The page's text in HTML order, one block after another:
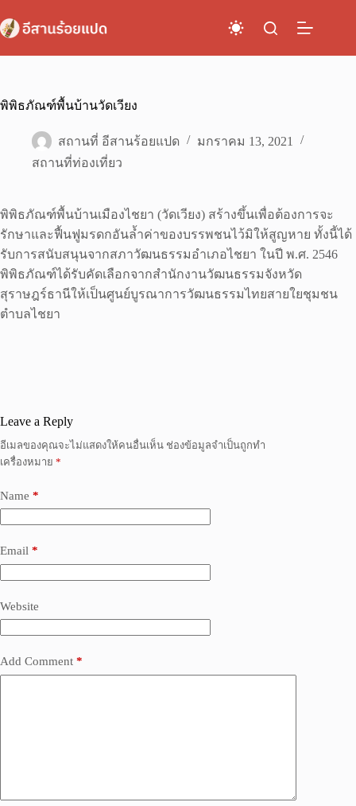
to
content
พิพิธภัณฑ์พื้นบ้านวัดเวียง
สถานที่ อีสานร้อยแปด
มกราคม 13, 2021
สถานที่ท่องเที่ยว
พิพิธภัณฑ์พื้นบ้านเมืองไชยา (วัดเวียง) สร้างขึ้นเพื่อต้องการจะ
รักษาและฟื้นฟูมรดกอันล้ำค่าของบรรพชนไว้มิให้สูญหาย ทั้งนี้ได้
รับการสนับสนุนจากสภาวัฒนธรรมอำเภอไชยา ในปี พ.ศ. 2546
พิพิธภัณฑ์ได้รับคัดเลือกจากสำนักงานวัฒนธรรมจังหวัด
สุราษฎร์ธานีให้เป็นศูนย์บูรณาการวัฒนธรรมไทยสายใยชุมชน
ตำบลไชยา
Leave a Reply
อีเมลของคุณจะไม่แสดงให้คนอื่นเห็น ช่องข้อมูลจำเป็นถูกทำ
เครื่องหมาย *
Name *
Email *
Website
Add Comment *